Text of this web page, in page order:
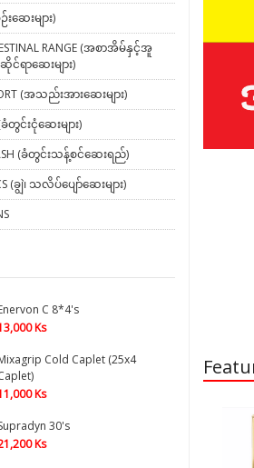
းဆေးများ)
RANGE (အစာအိမ်နှင့်အူ
င်ရာဆေးများ)
(အသည်းအားဆေးများ)
ခံတွင်းငုံဆေးများ)
(ခံတွင်းသန့်စင်ဆေးရည်)
(ချွဲ၊ သလိပ်ပျော်ဆေးများ)
PILLS (ပဋိသန္ဓေတား
SALTS (ORS) (ဓါတ်ဆား
ေးများ
(ဗီတာမင်အားဆေးများ)
B12 အားဆေးများ
C 8*4's
Ks
Cold Caplet (25x4
Ks
30's
Ks